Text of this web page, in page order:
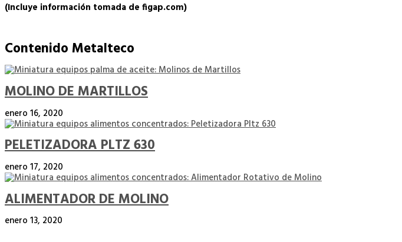
(Incluye información tomada de figap.com)
Contenido Metalteco
MOLINO DE MARTILLOS
enero 16, 2020
PELETIZADORA PLTZ 630
enero 17, 2020
ALIMENTADOR DE MOLINO
enero 13, 2020